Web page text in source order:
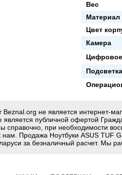
Вес
Материал
Цвет
Камера
Beznal.org не является интернет-
является публичной офертой
справочно, при необходимости
нам. Продажа Ноутбуки ASUS TUF
за безналичный расчет. Мы